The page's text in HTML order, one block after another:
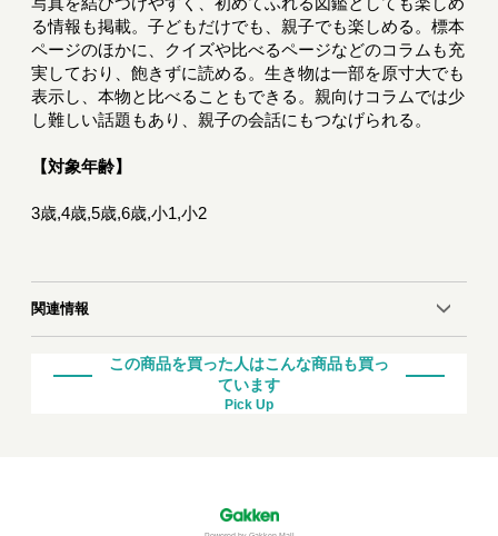
る情報も掲載。子どもだけでも、親子でも楽しめる。標本
ページのほかに、クイズや比べるページなどのコラムも充
実しており、飽きずに読める。生き物は一部を原寸大でも
表示し、本物と比べることもできる。親向けコラムでは少
し難しい話題もあり、親子の会話にもつなげられる。
【対象年齢】
3歳,4歳,5歳,6歳,小1,小2
関連情報
この商品を買った人はこんな商品も買っ
ています
Pick Up